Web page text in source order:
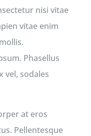
nisi vitae
vitae enim
Phasellus
vel, sodales
at eros
Pellentesque